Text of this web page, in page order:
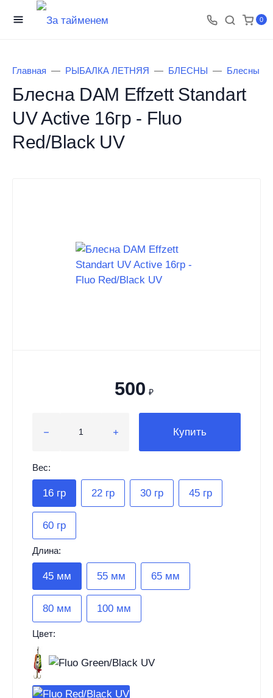
0
Главная РЫБАЛКА ЛЕТНЯЯ БЛЕСНЫ Блесны
Блесна DAM Effzett Standart
UV Active 16гр - Fluo
Red/Black UV
500 ₽
Купить
Вес:
16 гр 22 гр 30 гр 45 гр
60 гр
Длина:
45 мм 55 мм 65 мм
80 мм 100 мм
Цвет: